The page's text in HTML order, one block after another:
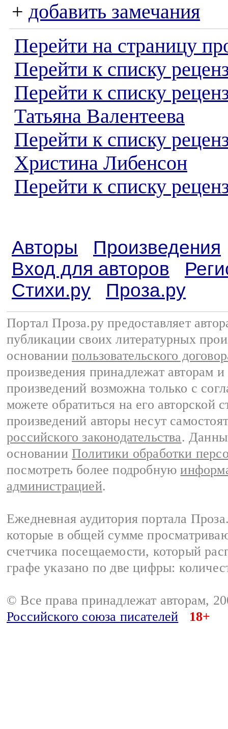
+ добавить замечания
Перейти на страницу
Перейти к списку
Перейти к списку
Татьяна Валентеева
Перейти к списку
Христина Либенсон
Перейти к списку
Авторы
Произведения
Вход для авторов
Стихи.ру
Проза.ру
Портал Проза.ру предоставляет
публикации своих литературных
основании пользовательского
произведения принадлежат авторам
произведений возможна только с
можете обратиться на его авторской
произведений авторы несут
российского законодательства.
основании Политики обработки
посмотреть более подробную
администрацией.
Ежедневная аудитория портала
которые в общей сумме
счетчика посещаемости, который
графе указано по две цифры:
© Все права принадлежат авторам,
Российского союза писателей
18+